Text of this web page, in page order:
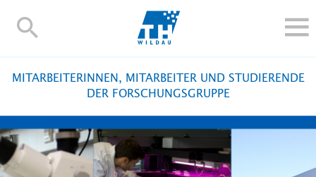
TH-
IM STUDIUM
FORSCHUNG UND TRANSFER
ALUMNI
HOCHSCHULE
MITARBEITERINNEN, MITARBEITER UND STUDIERENDE
DER FORSCHUNGSGRUPPE